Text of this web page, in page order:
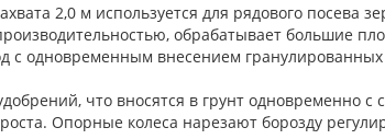
2,0 м используется для рядового посева
обрабатывает большие
с одновременным внесением гранулированных
что вносятся в грунт одновременно с
Опорные колеса нарезают борозду